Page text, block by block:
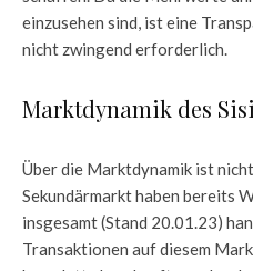
einzusehen sind, ist eine
nicht zwingend erforderlich.
Marktdynamik des
Über die Marktdynamik ist
Sekundärmarkt haben bereits
insgesamt (Stand 20.01.23)
Transaktionen auf diesem